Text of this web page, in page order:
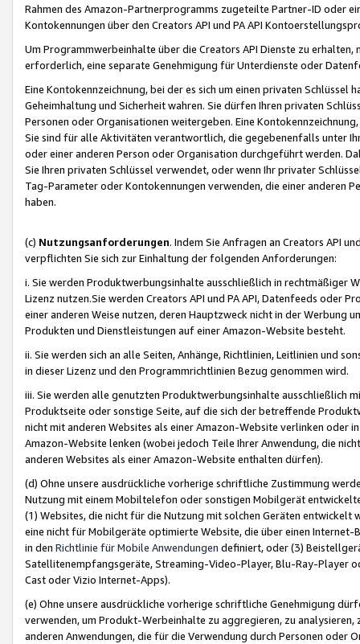
Rahmen des Amazon-Partnerprogramms zugeteilte Partner-ID oder
Kontokennungen über den Creators API und PA API
Um Programmwerbeinhalte über die Creators API Dienste zu
erforderlich, eine separate Genehmigung für Unterdienste oder
Eine Kontokennzeichnung, bei der es sich um einen privaten
Geheimhaltung und Sicherheit wahren. Sie dürfen Ihren privaten
Personen oder Organisationen weitergeben. Eine
Sie sind für alle Aktivitäten verantwortlich, die gegebenenfalls unter
oder einer anderen Person oder Organisation durchgeführt werden.
Sie Ihren privaten Schlüssel verwendet, oder wenn Ihr privater
Tag-Parameter oder Kontokennungen verwenden, die einer anderen
haben.
(c) Nutzungsanforderungen. Indem Sie Anfragen an Creators API
verpflichten Sie sich zur Einhaltung der folgenden Anforderungen:
i. Sie werden Produktwerbungsinhalte ausschließlich in rechtmäßiger
Lizenz nutzen.Sie werden Creators API und PA API, Datenfeeds oder
einer anderen Weise nutzen, deren Hauptzweck nicht in der Werbung
Produkten und Dienstleistungen auf einer Amazon-Website besteht.
ii. Sie werden sich an alle Seiten, Anhänge, Richtlinien, Leitlinien und
in dieser Lizenz und den Programmrichtlinien Bezug genommen wird.
iii. Sie werden alle genutzten Produktwerbungsinhalte ausschließlich
Produktseite oder sonstige Seite, auf die sich der betreffende
nicht mit anderen Websites als einer Amazon-Website verlinken oder
Amazon-Website lenken (wobei jedoch Teile Ihrer Anwendung, die
anderen Websites als einer Amazon-Website enthalten dürfen).
(d) Ohne unsere ausdrückliche vorherige schriftliche Zustimmung
Nutzung mit einem Mobiltelefon oder sonstigen Mobilgerät
(1) Websites, die nicht für die Nutzung mit solchen Geräten
eine nicht für Mobilgeräte optimierte Website, die über einen
in den Richtlinie für Mobile Anwendungen definiert, oder (3)
Satellitenempfangsgeräte, Streaming-Video-Player, Blu-Ray-Player
Cast oder Vizio Internet-Apps).
(e) Ohne unsere ausdrückliche vorherige schriftliche Genehmigung
verwenden, um Produkt-Werbeinhalte zu aggregieren, zu
anderen Anwendungen, die für die Verwendung durch Personen